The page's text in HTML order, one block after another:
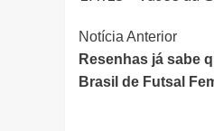
Continue
Lendo
Notícia Anterior
Resenhas já sabe
Brasil de Futsal